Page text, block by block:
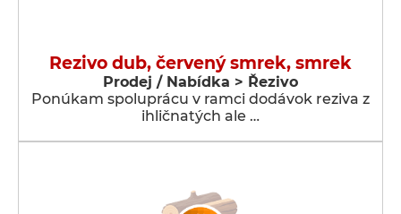
Rezivo dub, červený smrek, smrek
Prodej / Nabídka > Řezivo
Ponúkam spoluprácu v ramci dodávok reziva z
ihličnatých ale …